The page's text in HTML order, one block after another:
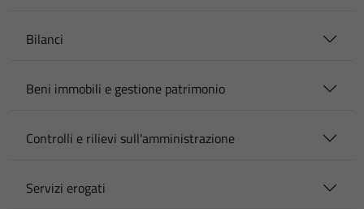
Bilanci
Beni immobili e gestione patrimonio
Controlli e rilievi sull'amministrazione
Servizi erogati